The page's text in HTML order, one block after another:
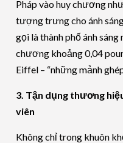
Pháp vào huy chương
tượng trưng cho ánh
gọi là thành phố ánh
chương khoảng 0,04
Eiffel – “những mảnh
3. Tận dụng thương
viên
Không chỉ trong khuôn